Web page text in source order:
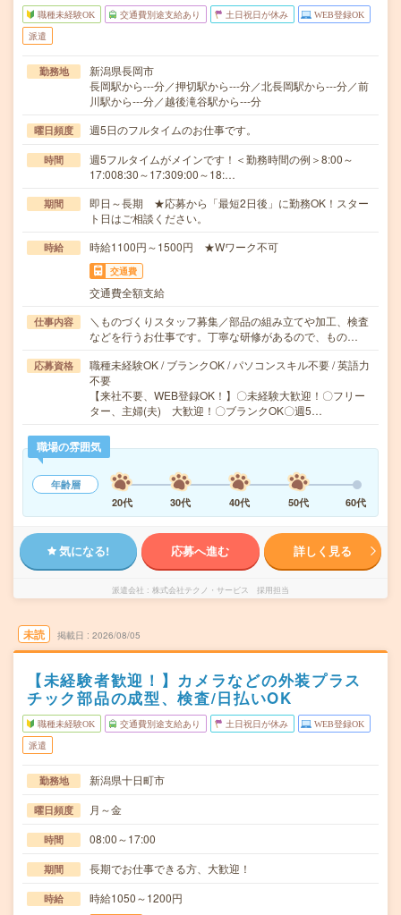
職種未経験OK 交通費別途支給あり 土日祝日が休み WEB登録OK
派遣
勤務地
新潟県長岡市
長岡駅から---分／押切駅から---分／北長岡駅から---分／前
川駅から---分／越後滝谷駅から---分
曜日頻度 週5日のフルタイムのお仕事です。
時間
週5フルタイムがメインです！＜勤務時間の例＞8:00～
17:008:30～17:309:00～18:…
期間
即日～長期 ★応募から「最短2日後」に勤務OK！スター
ト日はご相談ください。
時給 時給1100円～1500円 ★Wワーク不可
交通費
交通費全額支給
仕事内容
＼ものづくりスタッフ募集／部品の組み立てや加工、検査
などを行うお仕事です。丁寧な研修があるので、もの…
応募資格
職種未経験OK / ブランクOK / パソコンスキル不要 / 英語力
不要
【来社不要、WEB登録OK！】〇未経験大歓迎！〇フリー
ター、主婦(夫) 大歓迎！〇ブランクOK〇週5…
職場の雰囲気
年齢層
20代
30代 40代 50代 60代
気になる! 応募へ進む 詳しく見る
派遣会社 株式会社テクノ・サービス 採用担当
未読 掲載日 2026/08/05
【未経験者歓迎！】カメラなどの外装プラス
チック部品の成型、検査/日払いOK
職種未経験OK 交通費別途支給あり 土日祝日が休み WEB登録OK
派遣
勤務地 新潟県十日町市
曜日頻度 月～金
時間 08:00～17:00
期間 長期でお仕事できる方、大歓迎！
時給 時給1050～1200円